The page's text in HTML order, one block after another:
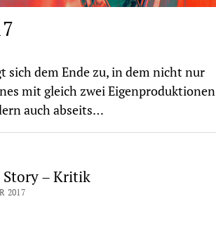
sich dem Ende zu, in dem nicht nur
mit gleich zwei Eigenproduktionen
auch abseits…
Story – Kritik
2017